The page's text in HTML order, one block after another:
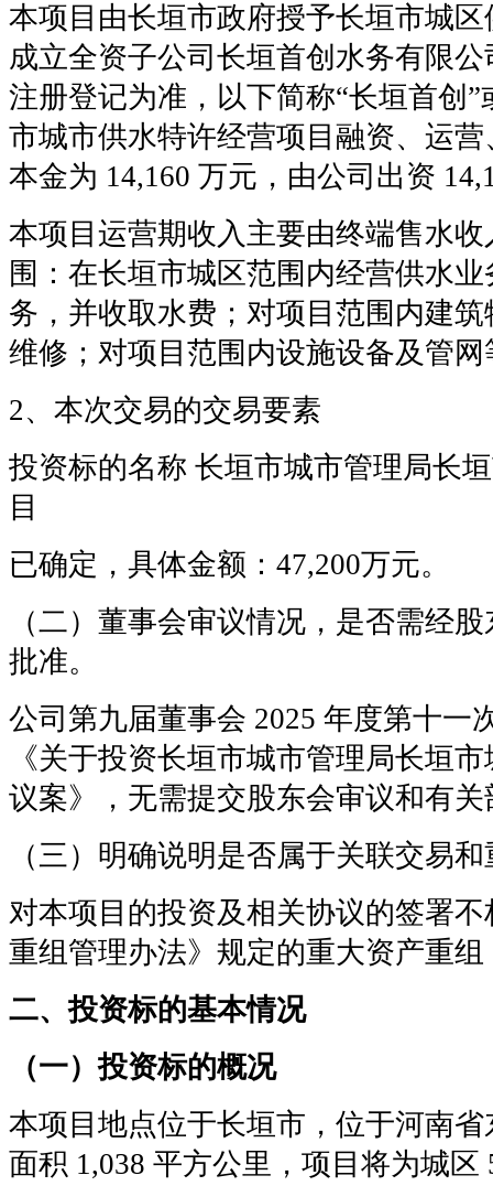
本项目由长垣市政府授予长垣市城
成立全资子公司长垣首创水务有限
注册登记为准，以下简称“长垣首创
市城市供水特许经营项目融资、运
本金为 14,160 万元，由公司出资
本项目运营期收入主要由终端售水
围：在长垣市城区范围内经营供水
务，并收取水费；对项目范围内建
维修；对项目范围内设施设备及管
2、本次交易的交易要素
投资标的名称 长垣市城市管理局长
目
已确定，具体金额：47,200万元。
（二）董事会审议情况，是否需经
批准。
公司第九届董事会 2025 年度第十一
《关于投资长垣市城市管理局长垣
议案》，无需提交股东会审议和有
（三）明确说明是否属于关联交易
对本项目的投资及相关协议的签署
重组管理办法》规定的重大资产重
二、投资标的基本情况
（一）投资标的概况
本项目地点位于长垣市，位于河南
面积 1,038 平方公里，项目将为城区